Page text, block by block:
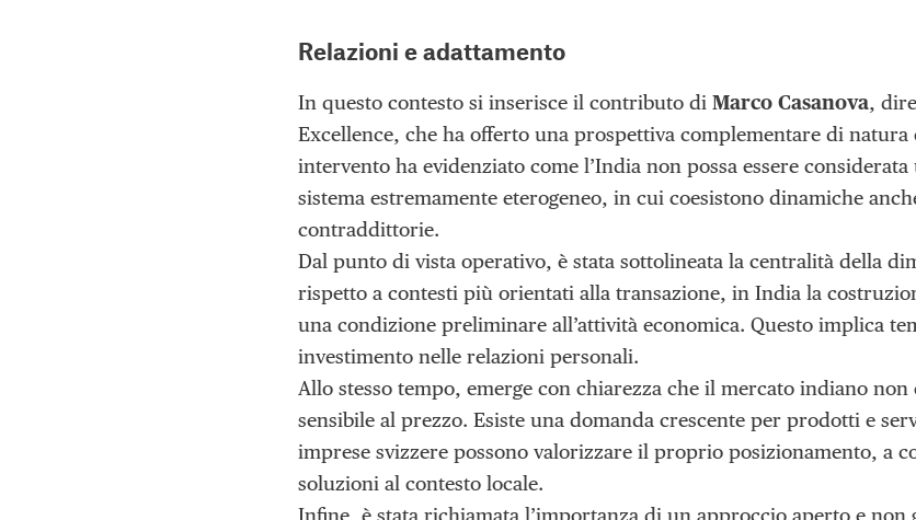
Relazioni e adattamento
In questo contesto si inserisce il contributo di Marco Casanova,
Excellence, che ha offerto una prospettiva complementare di natura
intervento ha evidenziato come l’India non possa essere
sistema estremamente eterogeneo, in cui coesistono dinamiche
contraddittorie.
Dal punto di vista operativo, è stata sottolineata la centralità della
rispetto a contesti più orientati alla transazione, in India la
una condizione preliminare all’attività economica. Questo implica
investimento nelle relazioni personali.
Allo stesso tempo, emerge con chiarezza che il mercato indiano non
sensibile al prezzo. Esiste una domanda crescente per prodotti e
imprese svizzere possono valorizzare il proprio posizionamento, a
soluzioni al contesto locale.
Infine, è stata richiamata l’importanza di un approccio aperto e non